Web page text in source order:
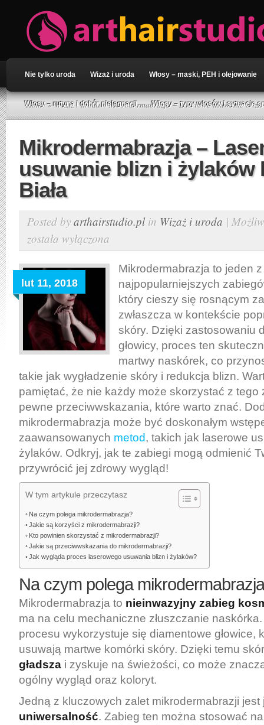
Nie tylko uroda Wizaż i uroda Włosy – maski, PEH i olejowanie
Włosy – rutyna i dobór pielęgnacji Włosy – typy włosów i sytuacje
Home»Wizaż i uroda» Mikrodermabrazja – Laserowe usuwanie
Mikrodermabrazja –
usuwanie blizn i żylaków
Biała
Posted by arthairstudio.plin Wizaż i uroda |
została wyłączona
lut 11, 2018
Mikrodermabrazja to jeden z
najpopularniejszych
który cieszy się rosnącym
zwłaszcza w kontekście
skóry. Dzięki zastosowaniu
głowicy, proces ten
martwy naskórek, co
takie jak wygładzenie skóry i redukcja blizn.
pamiętać, że nie każdy może skorzystać z tego
pewne przeciwwskazania, które warto znać.
mikrodermabrazja może być doskonałym
zaawansowanych metod, takich jak laserowe
żylaków. Odkryj, jak te zabiegi mogą odmienić
przywrócić jej zdrowy wygląd!
W tym artykule przeczytasz
Na czym polega mikrodermabrazja?
Jakie są korzyści z mikrodermabrazji?
Kto powinien skorzystać z mikrodermabrazji?
Jakie są przeciwwskazania do mikrodermabrazji?
Jak wygląda proces laserowego usuwania blizn i żylaków?
Na czym polega
Mikrodermabrazja to nieinwazyjny zabieg
ma na celu mechaniczne złuszczanie
procesu wykorzystuje się diamentowe głowice,
usuwają martwe komórki skóry. Dzięki temu
gładsza i zyskuje na świeżości, co może
ogólny wygląd oraz koloryt.
Jedną z kluczowych zalet mikrodermabrazji jest
uniwersalność. Zabieg ten można stosować